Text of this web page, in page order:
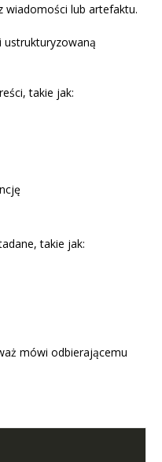
wiadomości lub artefaktu.
ustrukturyzowaną
takie jak:
takie jak:
mówi odbierającemu